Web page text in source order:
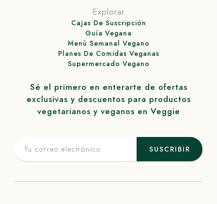
Explorar
Cajas De Suscripción
Guía Vegana
Menú Semanal Vegano
Planes De Comidas Veganas
Supermercado Vegano
Sé el primero en enterarte de ofertas
exclusivas y descuentos para productos
vegetarianos y veganos en Veggie
SUSCRIBIR